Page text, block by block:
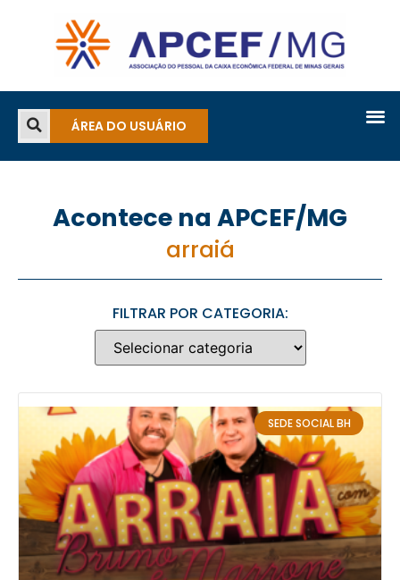
ÁREA DO USUÁRIO
Acontece na APCEF/MG
arraiá
FILTRAR POR CATEGORIA:
SEDE SOCIAL BH